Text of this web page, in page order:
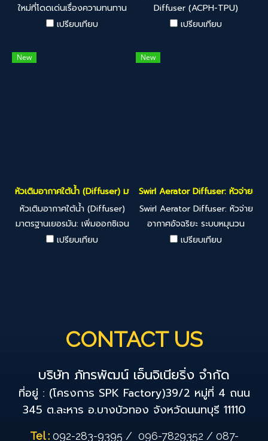
ใหม่ที่โดดเด่นเรื่องความทนทาน
ต่อการกัดกร่อนและมีโครงสร้าง
เปรียบเทียบ
Diffuser (ACPH-TPU)
เปรียบเทียบ
New
หัวเติมอากาศใต้น้ำ (Diffuser) มาตรฐานเยอรมัน: นวัตกรรมเพิ่มออกซิเ
หัวเติมอากาศใต้น้ำ (Diffuser)
มาตรฐานเยอรมัน: เพิ่มออกซิเจน
สูงสุด ประหยัดพลังงานเพื่อ
ละเอียดและสม่ำเสมอ ช่วยให้ค่า
DO (Dissolved Oxygen) ใน
จุลินทรีย์ย่อยสลายน้ำเสียได้มี
ประสิทธิภาพสูงสุด จุดเด่นที่
ทำให้ Diffuser ของเราเป็น
Oxygen Transfer Efficiency
เปรียบเทียบ
New
Swirl Aerator Diffuser: หัวจ่ายอา
Swirl Aerator Diffuser: หัวจ่าย
อากาศอัจฉริยะ ระบบหมุนวน
ประสิทธิภาพสูง หมดปัญหาหัว
เทคโนโลยีการกระจายอากาศแบบ
Vortex (หมุนวน) ที่ออกแบบมา
เฉพาะ พร้อมให้ประสิทธิภาพการ
เติมออกซิเจนที่เสถียรตลอดอายุ
การใช้งาน ทำไม Swirl Aerator
ถึงเป็นทางเลือกที่ดีกว่าสำหรับ
บ่อบำบัดน้ำเสีย? Non-
เปรียบเทียบ
CONTACT US
บริษัท ภัทรพัฒน์ เอ็นจิเนียริ่ง จำกัด
ที่อยู่ : (โครงการ SPK Factory)39/2 หมู่ที่ 4 ถนน
345 ต.ละหาร อ.บางบัวทอง จังหวัดนนทบุรี 11110
Tel : 092-283-9395 / 096-7829352 / 087-